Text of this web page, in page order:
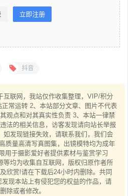
立即注册
抖音
互联网，我站仅作收集整理，VIP/积分
常运转 2、本站部分文章、图片不代表
观点和对其真实性负责 3、本站一律禁
法的相关信息，访客发现请向站长举报
如发现链接失效，请联系我们，我们会
质量高清写真图集，出镜模特均为成年
用于摄影爱好者提供素材与鉴赏学习
等均为收集自互联网，版权归原作者所
欣赏!请在下载后24小时内删除。共同
现本站上有侵犯您的权益的作品，请
除或者修改。